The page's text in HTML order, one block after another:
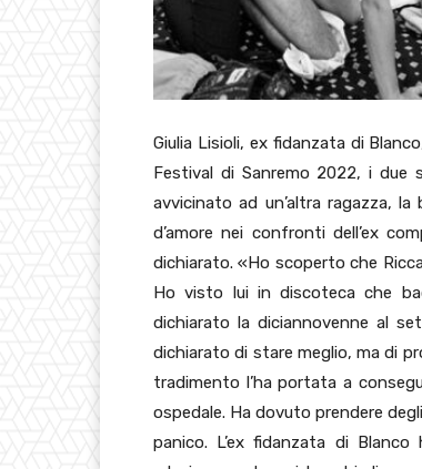
Giulia Lisioli, ex fidanzata di
Festival di Sanremo 2022, i due
avvicinato ad un’altra ragazza,
d’amore nei confronti dell’ex
dichiarato. «Ho scoperto che
Ho visto lui in discoteca che
dichiarato la diciannovenne al
dichiarato di stare meglio, ma di
tradimento l’ha portata a
ospedale. Ha dovuto prendere
panico. L’ex fidanzata di